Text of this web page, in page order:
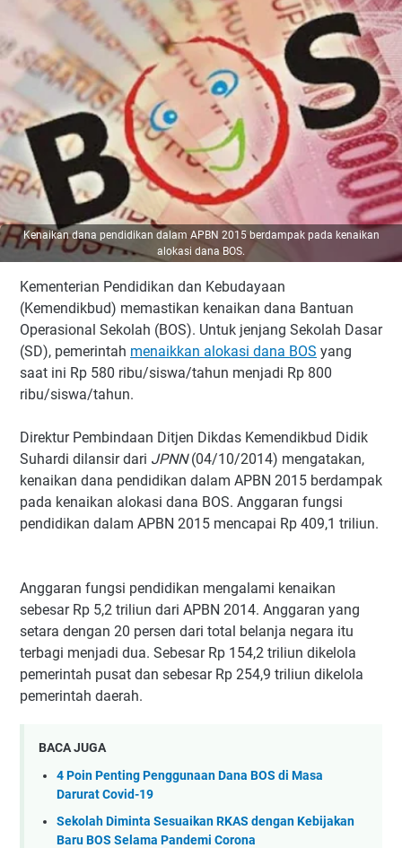
Kenaikan dana pendidikan dalam APBN 2015 berdampak pada kenaikan
alokasi dana BOS.
Kementerian Pendidikan dan Kebudayaan
(Kemendikbud) memastikan kenaikan dana Bantuan
Operasional Sekolah (BOS). Untuk jenjang Sekolah Dasar
(SD), pemerintah menaikkan alokasi dana BOS yang
saat ini Rp 580 ribu/siswa/tahun menjadi Rp 800
ribu/siswa/tahun.
Direktur Pembindaan Ditjen Dikdas Kemendikbud Didik
Suhardi dilansir dari JPNN(04/10/2014) mengatakan,
kenaikan dana pendidikan dalam APBN 2015 berdampak
pada kenaikan alokasi dana BOS. Anggaran fungsi
pendidikan dalam APBN 2015 mencapai Rp 409,1 triliun.
Anggaran fungsi pendidikan mengalami kenaikan
sebesar Rp 5,2 triliun dari APBN 2014. Anggaran yang
setara dengan 20 persen dari total belanja negara itu
terbagi menjadi dua. Sebesar Rp 154,2 triliun dikelola
pemerintah pusat dan sebesar Rp 254,9 triliun dikelola
pemerintah daerah.
BACA JUGA
4 Poin Penting Penggunaan Dana BOS di Masa
Darurat Covid-19
Sekolah Diminta Sesuaikan RKAS dengan Kebijakan
Baru BOS Selama Pandemi Corona